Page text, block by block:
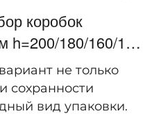
коробок
h=200/180/160/150
не только
сохранности
вид упаковки.